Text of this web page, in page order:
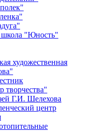
"Юность"
художественная
Г.И. Шелехова
центр